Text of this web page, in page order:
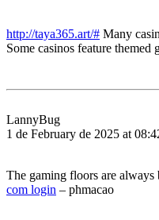
http://taya365.art/# Many
Some casinos feature themed
LannyBug
1 de February de 2025 at
The gaming floors are
com login – phmacao